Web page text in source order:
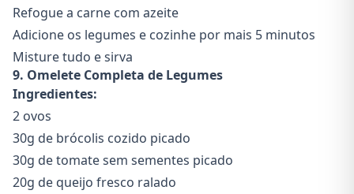
Refogue a carne com azeite
Adicione os legumes e cozinhe por mais 5 minutos
Misture tudo e sirva
9. Omelete Completa de Legumes
Ingredientes:
2 ovos
30g de brócolis cozido picado
30g de tomate sem sementes picado
20g de queijo fresco ralado